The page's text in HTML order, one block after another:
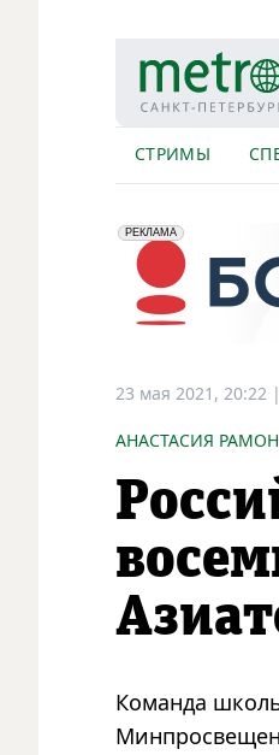
СТРИМЫ
erid: 2VfnxyFybV5
РЕКЛАМА
ПАО "Банк "Санкт-
23 мая 2021, 20:22 |
АНАСТАСИЯ РАМОН
Команда